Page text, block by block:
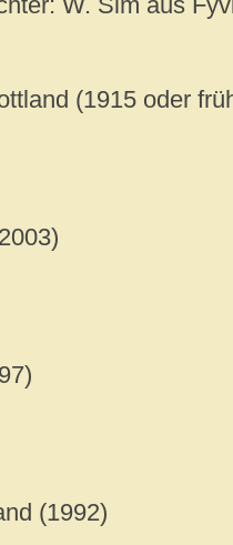
(1915 oder
(1992)